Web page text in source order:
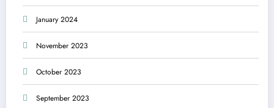
January 2024
November 2023
October 2023
September 2023